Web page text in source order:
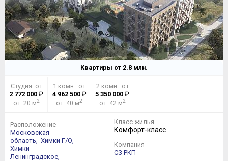
Квартиры от 2.8 млн.
Студия от
2 772 000 ₽
от 20 м2
1 комн. от
4 962 500₽
от 40 м2
2 комн. от
5 350 000 ₽
от 42 м2
Расположение
Московская
область, Химки Г/О,
Химки
Ленинградское,
Класс жилья
Комфорт-класс
Компания
СЗ РКП